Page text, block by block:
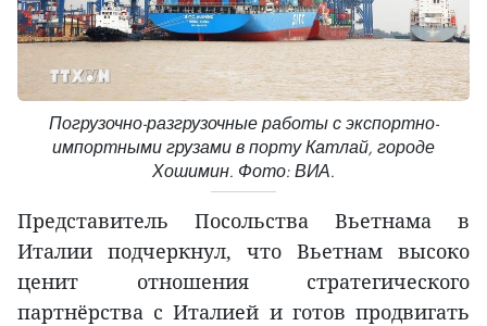
Погрузочно-разгрузочные работы с экспортно-
импортными грузами в порту Катлай, городе
Хошимин. Фото: ВИА.
Представитель Посольства Вьетнама в
Италии подчеркнул, что Вьетнам высоко
ценит отношения стратегического
партнёрства с Италией и готов продвигать